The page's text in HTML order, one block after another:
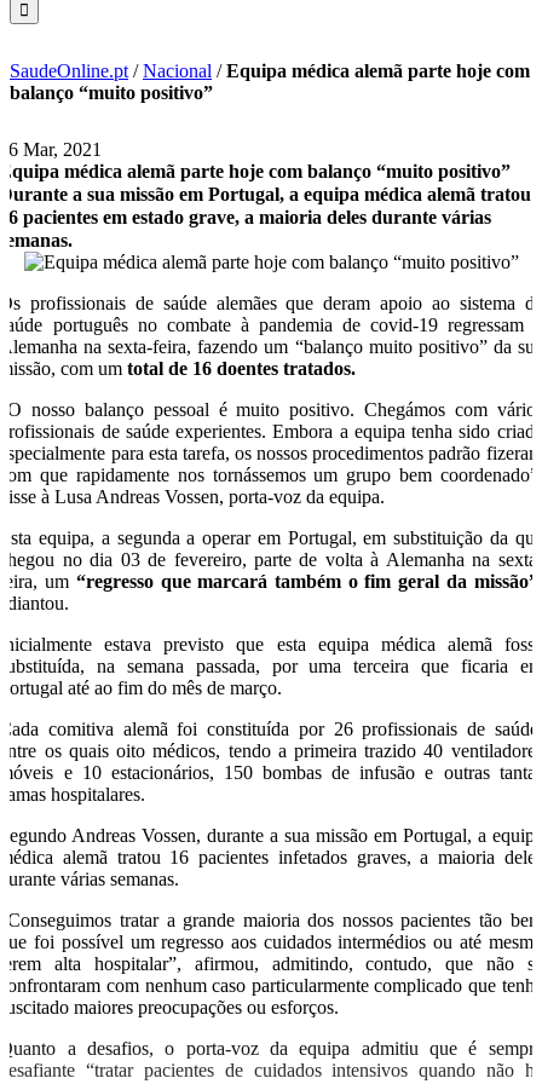
SaudeOnline.pt /Nacional /Equipa médica alemã parte hoje com
balanço “muito positivo”
26 Mar, 2021
Equipa médica alemã parte hoje com balanço “muito positivo”
Durante a sua missão em Portugal, a equipa médica alemã tratou
16 pacientes em estado grave, a maioria deles durante várias
semanas.
Os profissionais de saúde alemães que deram apoio ao sistema de
saúde português no combate à pandemia de covid-19 regressam à
Alemanha na sexta-feira, fazendo um “balanço muito positivo” da sua
missão, com umtotal de 16 doentes tratados.
“O nosso balanço pessoal é muito positivo. Chegámos com vários
profissionais de saúde experientes. Embora a equipa tenha sido criada
especialmente para esta tarefa, os nossos procedimentos padrão fizeram
com que rapidamente nos tornássemos um grupo bem coordenado”,
disse à Lusa Andreas Vossen, porta-voz da equipa.
Esta equipa, a segunda a operar em Portugal, em substituição da que
chegou no dia 03 de fevereiro, parte de volta à Alemanha na sexta-
feira, um “regresso que marcará também o fim geral da missão”
adiantou.
Inicialmente estava previsto que esta equipa médica alemã fosse
substituída, na semana passada, por uma terceira que ficaria em
Portugal até ao fim do mês de março.
Cada comitiva alemã foi constituída por 26 profissionais de saúde,
entre os quais oito médicos, tendo a primeira trazido 40 ventiladores
móveis e 10 estacionários, 150 bombas de infusão e outras tantas
camas hospitalares.
Segundo Andreas Vossen, durante a sua missão em Portugal, a equipa
médica alemã tratou 16 pacientes infetados graves, a maioria deles
durante várias semanas.
“Conseguimos tratar a grande maioria dos nossos pacientes tão bem
que foi possível um regresso aos cuidados intermédios ou até mesmo
terem alta hospitalar”, afirmou, admitindo, contudo, que não se
confrontaram com nenhum caso particularmente complicado que tenha
suscitado maiores preocupações ou esforços.
Quanto a desafios, o porta-voz da equipa admitiu que é sempre
desafiante “tratar pacientes de cuidados intensivos quando não há